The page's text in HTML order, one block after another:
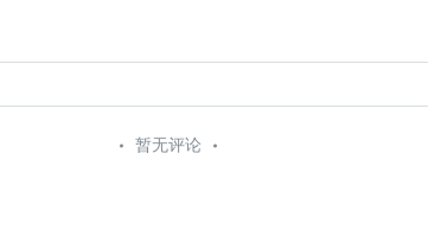
暂无评论